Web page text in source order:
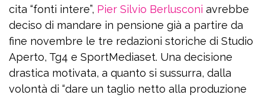
cita “fonti intere”, Pier Silvio Berlusconi avrebbe
deciso di mandare in pensione già a partire da
fine novembre le tre redazioni storiche di Studio
Aperto, Tg4 e SportMediaset. Una decisione
drastica motivata, a quanto si sussurra, dalla
volontà di “dare un taglio netto alla produzione